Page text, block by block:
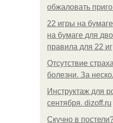
обжаловать
22 игры на
на бумаге для
правила для 22
Отсутствие
болезни. За
Инструктаж для
сентября. dizoff.ru
Скучно в